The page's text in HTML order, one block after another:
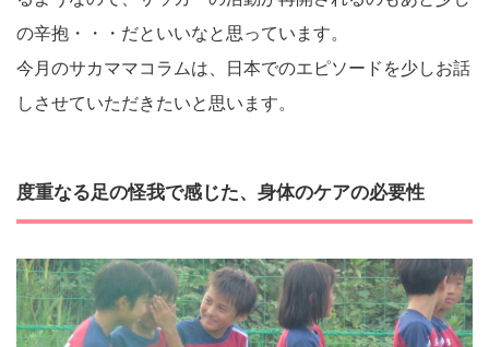
の辛抱・・・だといいなと思っています。
今月のサカママコラムは、日本でのエピソードを少しお話
しさせていただきたいと思います。
度重なる足の怪我で感じた、身体のケアの必要性